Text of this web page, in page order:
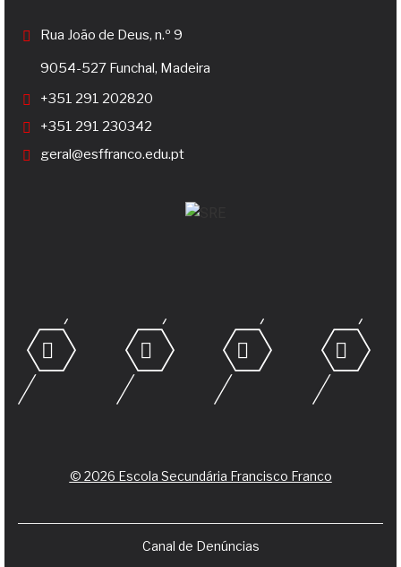
Rua João de Deus, n.º 9
9054-527 Funchal, Madeira
+351 291 202820
+351 291 230342
geral@esffranco.edu.pt
© 2026 Escola Secundária Francisco Franco
Canal de Denúncias